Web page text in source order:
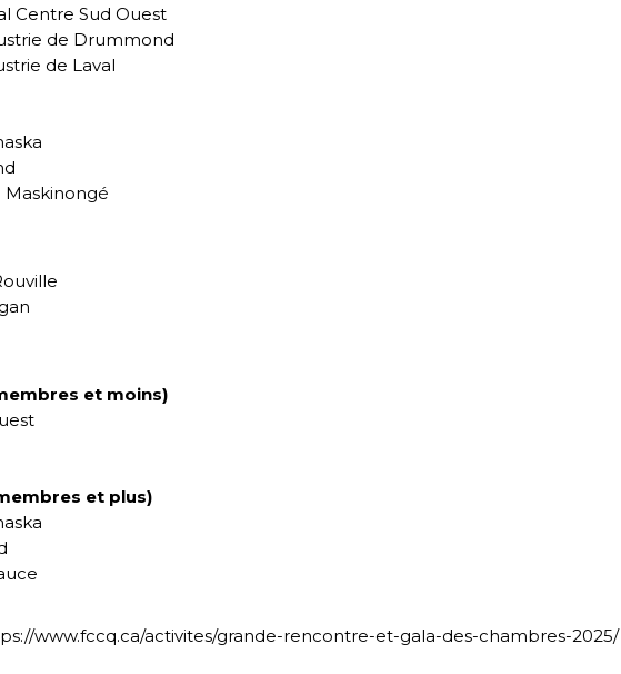
Centre Sud Ouest
de Drummond
de Laval
et moins)
et plus)
www.fccq.ca/activites/grande-rencontre-et-gala-des-chambres-2025/